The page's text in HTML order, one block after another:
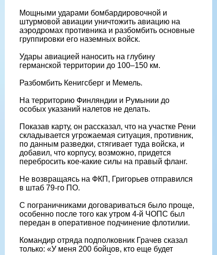
Мощными ударами бомбардировочной и
штурмовой авиации уничтожить авиацию на
аэродромах противника и разбомбить основные
группировки его наземных войск.
Удары авиацией наносить на глубину
германской территории до 100–150 км.
Разбомбить Кенигсберг и Мемель.
На территорию Финляндии и Румынии до
особых указаний налетов не делать.
Показав карту, он рассказал, что на участке Рени
складывается угрожаемая ситуация, противник,
по данным разведки, стягивает туда войска, и
добавил, что корпусу, возможно, придется
перебросить кое-какие силы на правый фланг.
Не возвращаясь на ФКП, Григорьев отправился
в штаб 79-го ПО.
С пограничниками договариваться было проще,
особенно после того как утром 4-й ЧОПС был
передан в оперативное подчинение флотилии.
Командир отряда подполковник Грачев сказал
только: «У меня 200 бойцов, кто еще будет